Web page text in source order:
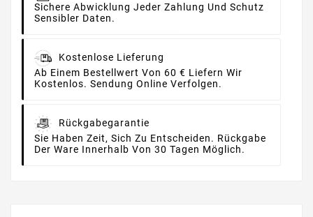
Sichere Abwicklung Jeder Zahlung Und Schutz
Sensibler Daten.
Kostenlose Lieferung
Ab Einem Bestellwert Von 60 € Liefern Wir
Kostenlos. Sendung Online Verfolgen.
Rückgabegarantie
Sie Haben Zeit, Sich Zu Entscheiden. Rückgabe
Der Ware Innerhalb Von 30 Tagen Möglich.